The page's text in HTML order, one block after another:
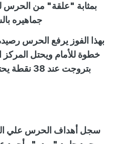
بمثابة "علقة" من الحرس
جماهيره
خطوة للأمام ويحتل المركز
بتروجت عند 38 نقطة يحتل بهم المركز الثالث.
سجل أهداف الحرس علي